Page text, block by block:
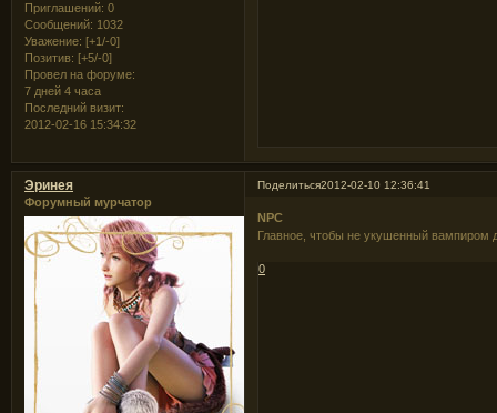
Приглашений: 0
Сообщений: 1032
Уважение: [+1/-0]
Позитив: [+5/-0]
Провел на форуме:
7 дней 4 часа
Последний визит:
2012-02-16 15:34:32
Поделиться2012-02-10 12:36:41
Эринея
Форумный мурчатор
NPC
Главное, чтобы не укушенный вампиром
0